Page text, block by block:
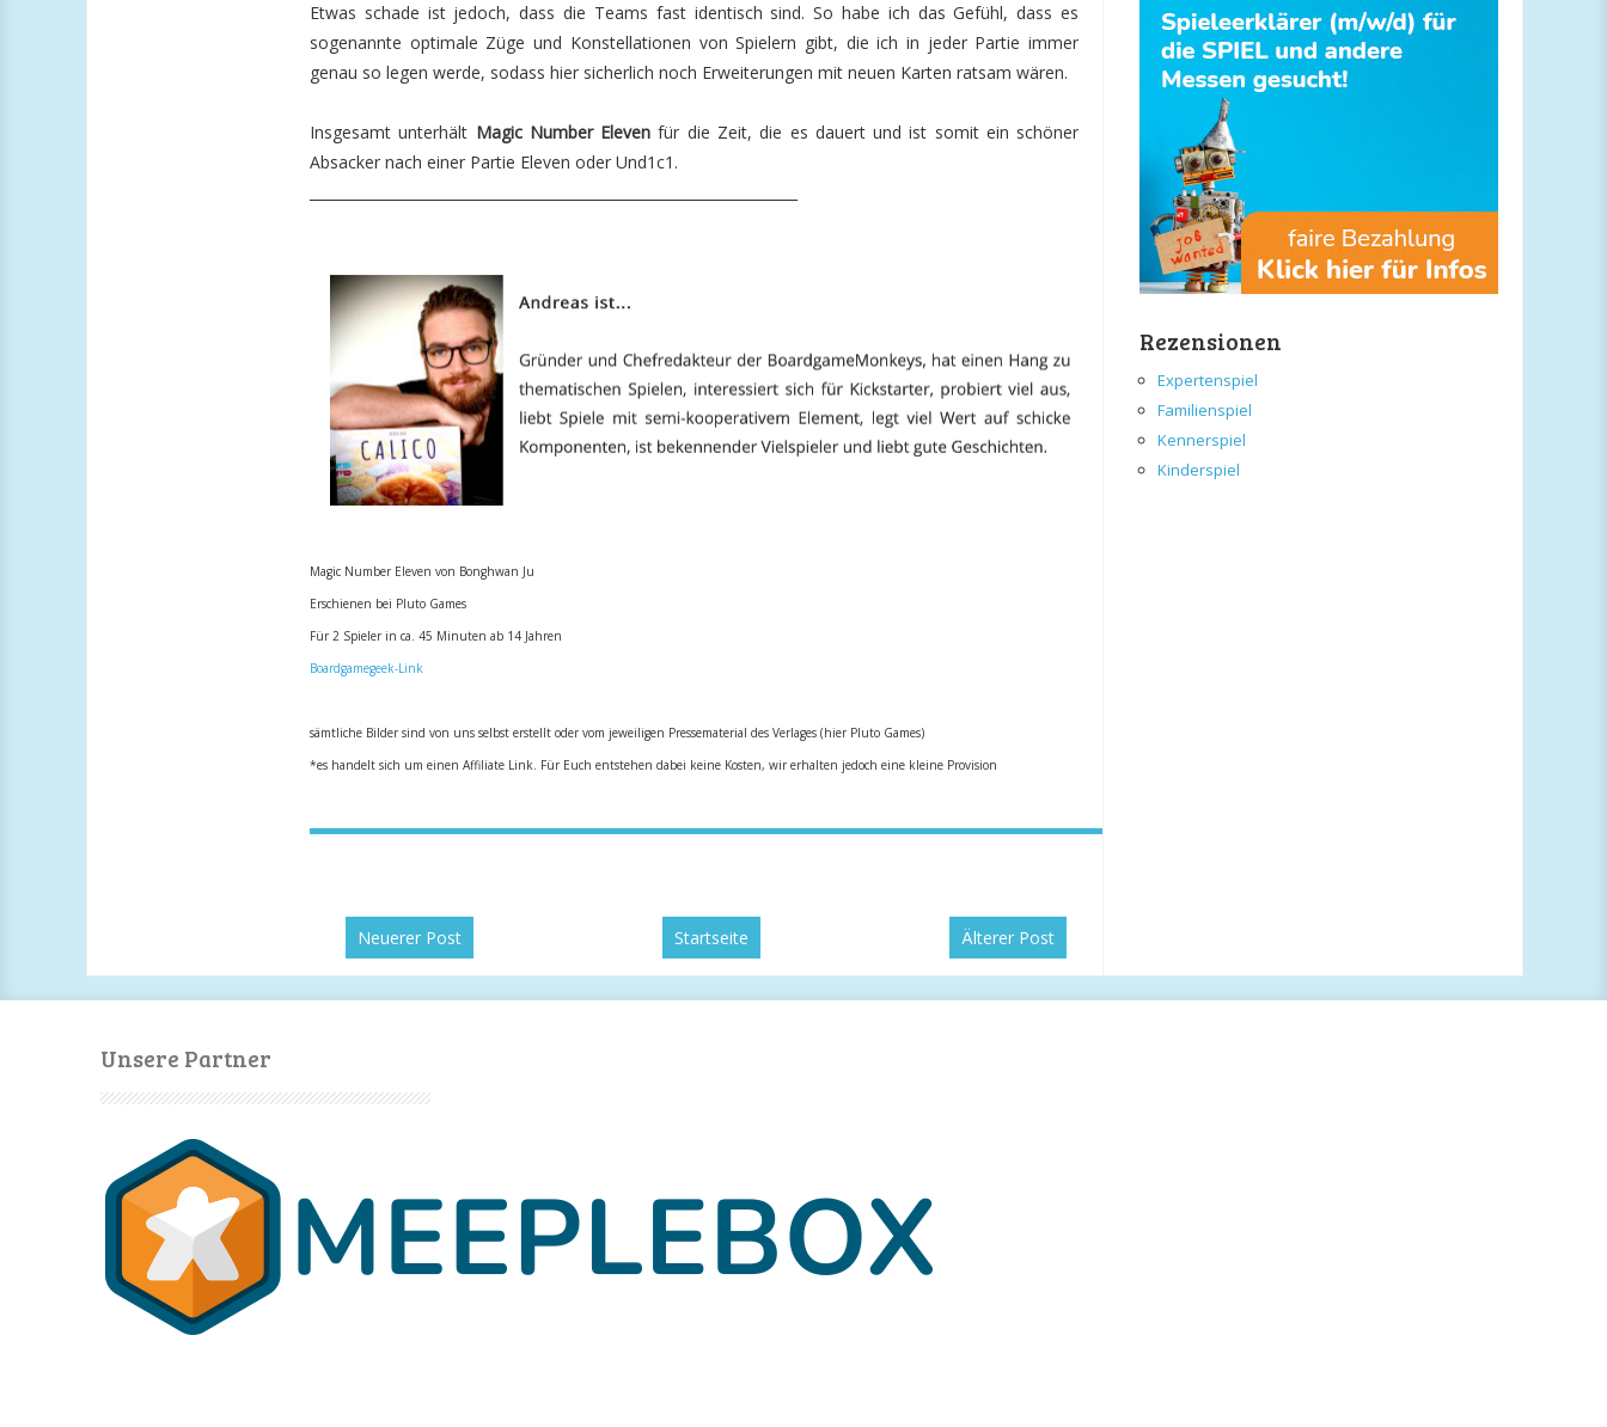
Etwas schade ist jedoch, dass die Teams fast identisch sind. So habe ich das Gefühl, dass es
sogenannte optimale Züge und Konstellationen von Spielern gibt, die ich in jeder Partie immer
genau so legen werde, sodass hier sicherlich noch Erweiterungen mit neuen Karten ratsam wären.
Insgesamt unterhält Magic Number Eleven für die Zeit, die es dauert und ist somit ein schöner
Absacker nach einer Partie Eleven oder Und1c1.
Magic Number Eleven von Bonghwan Ju
Erschienen bei Pluto Games
Für 2 Spieler in ca. 45 Minuten ab 14 Jahren
Boardgamegeek-Link
sämtliche Bilder sind von uns selbst erstellt oder vom jeweiligen Pressematerial des Verlages (hier Pluto Games)
*es handelt sich um einen Affiliate Link. Für Euch entstehen dabei keine Kosten, wir erhalten jedoch eine kleine Provision
Neuerer Post Älterer Post
Startseite
Rezensionen
Expertenspiel
Familienspiel
Kennerspiel
Kinderspiel
Unsere Partner